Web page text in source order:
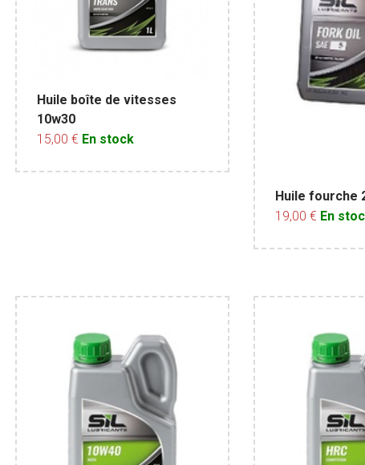
Huile boîte de vitesses
10w30
15,00 € En stock
Huile fourche
19,00 € En